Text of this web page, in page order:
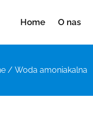
Home O nas
/ Woda amoniakalna